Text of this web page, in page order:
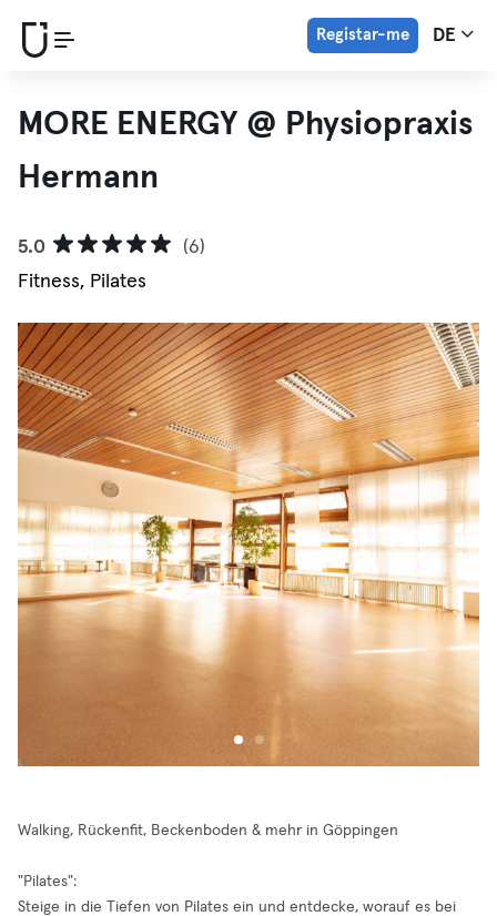
Registar-me DE
MORE ENERGY @ Physiopraxis
Hermann
5.0
(6)
Fitness, Pilates
Walking, Rückenfit, Beckenboden & mehr in Göppingen
"Pilates":
Steige in die Tiefen von Pilates ein und entdecke, worauf es bei